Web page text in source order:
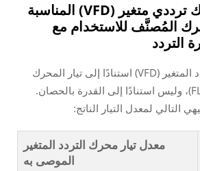
اختيار سعة محرك ترددي متغير (VFD) المناسبة
المُصنَّف للاستخدام مع
التردد
حدد حجم محرك التردد المتغير (VFD) استنادًا إلى تيار المحرك
عند الحمل الكامل (FLA)، وليس استنادًا إلى القدرة بالحصان.
التالي لمعدل التيار الناتج:
معدل تيار محرك التردد المتغير
الموصى به